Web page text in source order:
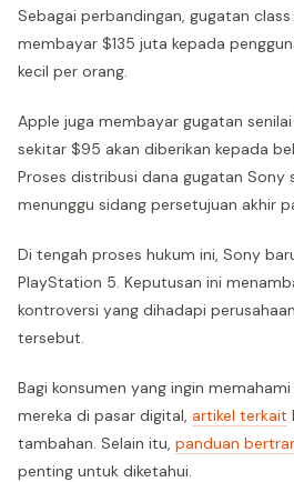
Sebagai perbandingan, gugatan
membayar $135 juta kepada
kecil per orang.
Apple juga membayar gugatan
sekitar $95 akan diberikan kepada
Proses distribusi dana gugatan Sony
menunggu sidang persetujuan akhir
Di tengah proses hukum ini, Sony
PlayStation 5. Keputusan ini
kontroversi yang dihadapi
tersebut.
Bagi konsumen yang ingin
mereka di pasar digital, artikel terkait
tambahan. Selain itu, panduan
penting untuk diketahui.